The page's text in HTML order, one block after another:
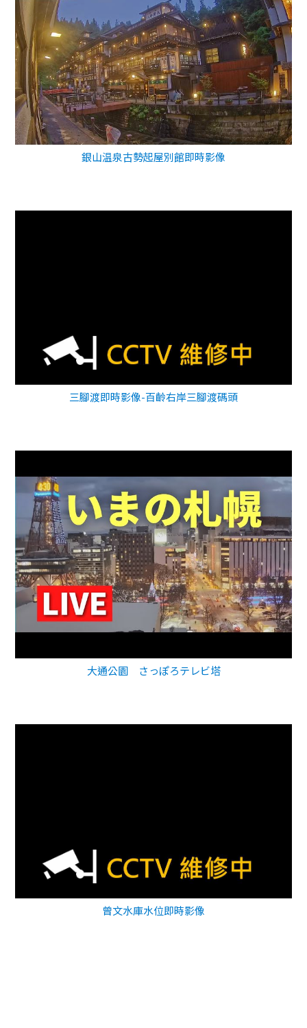
銀山温泉古勢起屋別館即時影像
三腳渡即時影像-百齡右岸三腳渡碼頭
大通公園 さっぽろテレビ塔
曾文水庫水位即時影像